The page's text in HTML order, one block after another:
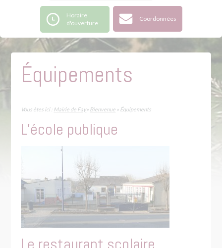
Horaire
d'ouverture
Coordonnées
Équipements
Vous êtes ici : Mairie de Fay» Bienvenue » Équipements
L’école publique
Le restaurant scolaire